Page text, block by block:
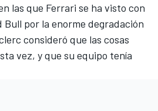
las que Ferrari se ha visto con
Bull por la enorme degradación
consideró que las cosas
vez, y que su equipo tenía